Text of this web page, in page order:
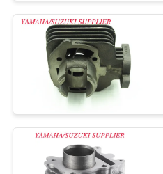
CONTROL
CALIDAD
ÉNTRENOS
EN
CONTACTO